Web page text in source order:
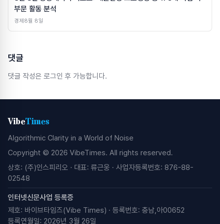
부문 활동 분석
경제8월 8일
댓글
댓글 작성은 로그인 후 가능합니다.
VibeTimes
Algorithmic Clarity in a World of Noise
Copyright © 2026 VibeTimes. All rights reserved.
상호: (주)인스피리오 · 대표: 류근웅 · 사업자등록번호: 876-88-
02548
인터넷신문사업 등록증
제호: 바이브타임즈(Vibe Times) · 등록번호: 충남,아00652
등록연월일: 2026년 3월 26일